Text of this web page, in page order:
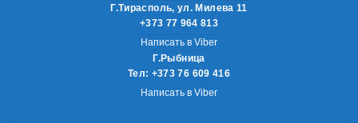
Г.Тирасполь, ул. Милева 11
+373 77 964 813
Написать в Viber
Г.Рыбница
Тел: +373 76 609 416
Написать в Viber